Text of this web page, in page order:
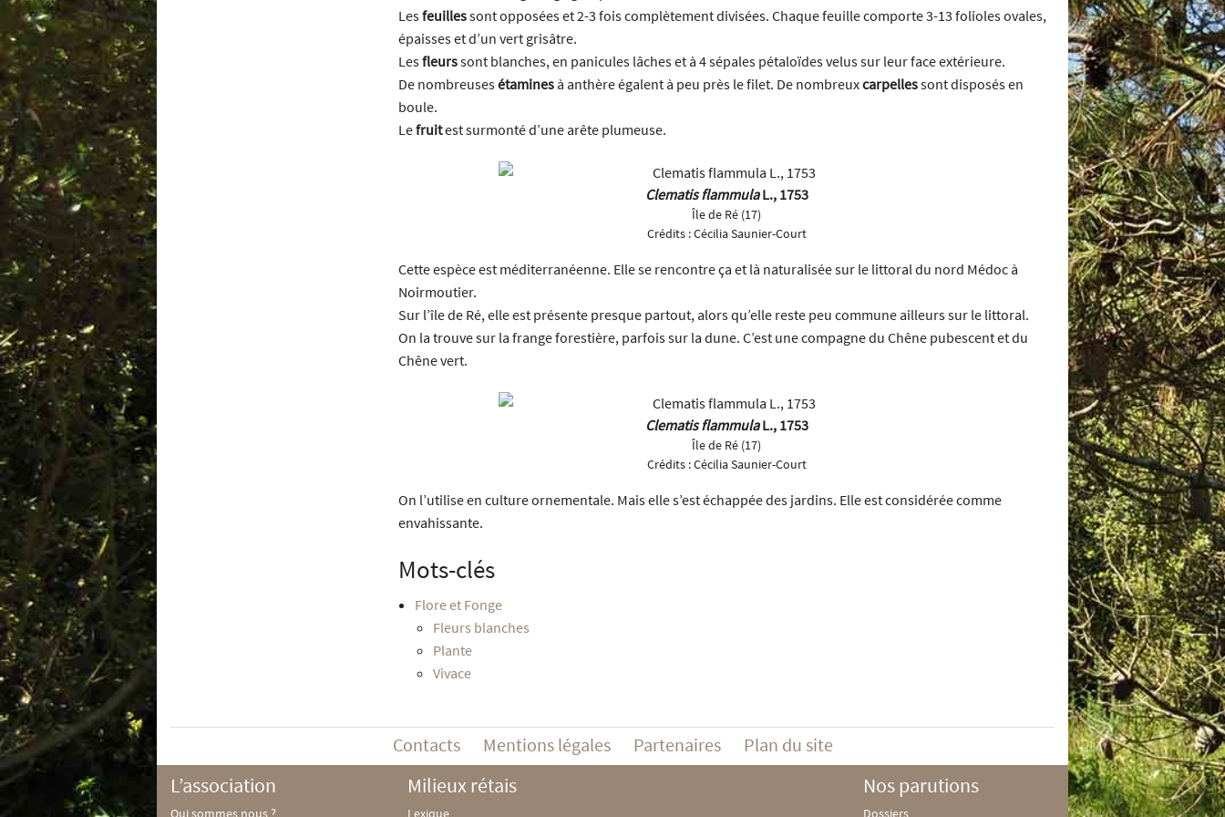
Lesfeuillessont opposées et 2-3 fois complètement divisées. Chaque feuille comporte 3-13 folioles ovales,
épaisses et d’un vert grisâtre.
Lesfleurssont blanches, en panicules lâches et à 4 sépales pétaloïdes velus sur leur face extérieure.
De nombreusesétamines à anthère égalent à peu près le filet. De nombreuxcarpellessont disposés en
boule.
Lefruitest surmonté d’une arête plumeuse.
Clematis flammulaL., 1753
Île de Ré (17)
Crédits :Cécilia Saunier-Court
Cette espèce est méditerranéenne. Elle se rencontre ça et là naturalisée sur le littoral du nord Médoc à
Noirmoutier.
Sur l’île de Ré, elle est présente presque partout, alors qu’elle reste peu commune ailleurs sur le littoral.
On la trouve sur la frange forestière, parfois sur la dune. C’est une compagne du Chêne pubescent et du
Chêne vert.
Clematis flammulaL., 1753
Île de Ré (17)
Crédits :Cécilia Saunier-Court
On l’utilise en culture ornementale. Mais elle s’est échappée des jardins. Elle est considérée comme
envahissante.
Mots-clés
Flore et Fonge
Fleurs blanches
Plante
Vivace
Contacts Mentions légales Partenaires Plan du site
L’association
Qui sommes nous ?
Milieux rétais
Lexique
Nos parutions
Dossiers